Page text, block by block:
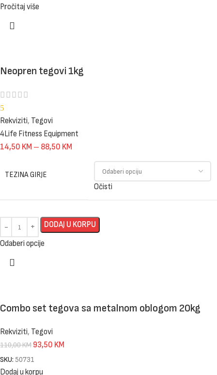
Pročitaj više
Neopren tegovi 1kg
5
Rekviziti, Tegovi
4Life Fitness Equipment
14,50 KM – 88,50 KM
TEZINA GIRJE
Očisti
DODAJ U KORPU
Odaberi opcije
Combo set tegova sa metalnom oblogom 20kg
Rekviziti, Tegovi
110,00KM 93,50 KM
SKU: 50731
Dodaj u korpu